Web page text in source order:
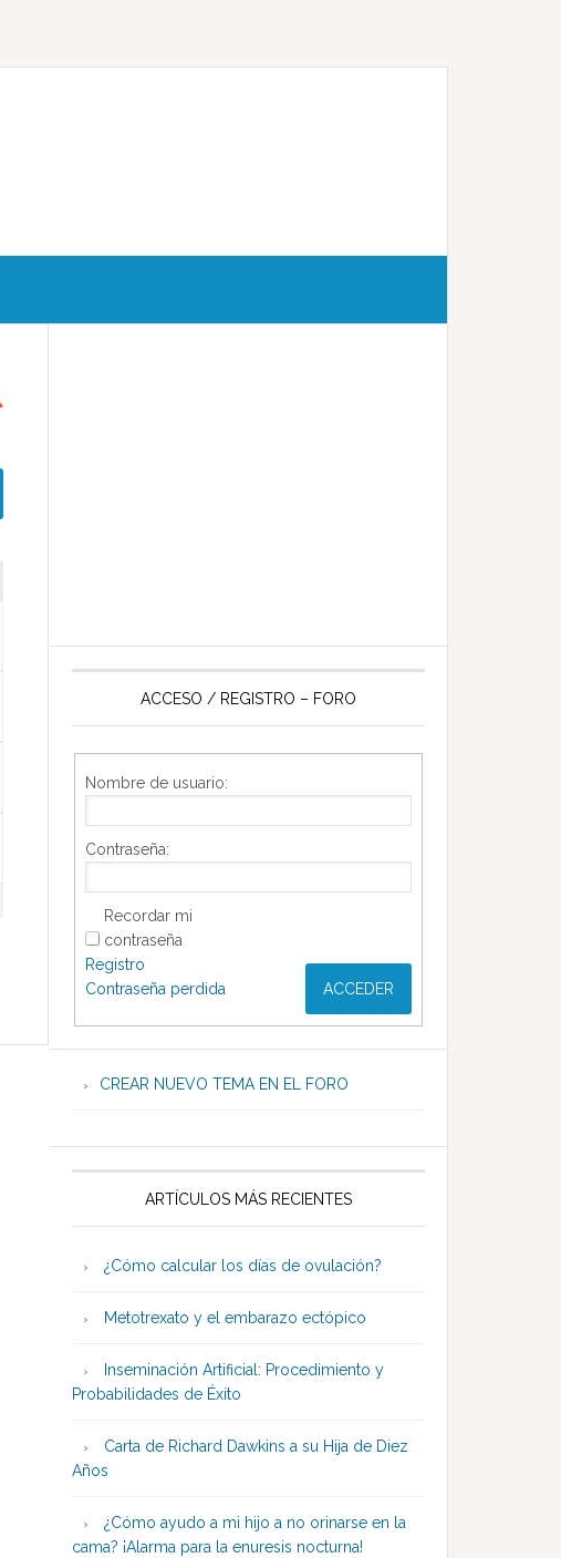
ACCESO / REGISTRO – FORO
Nombre de usuario:
Contraseña:
Recordar mi
contraseña
ACCEDER
Registro
Contraseña perdida
CREAR NUEVO TEMA EN EL FORO
ARTÍCULOS MÁS RECIENTES
¿Cómo calcular los días de ovulación?
Metotrexato y el embarazo ectópico
Inseminación Artificial: Procedimiento y
Probabilidades de Éxito
Carta de Richard Dawkins a su Hija de Diez
Años
¿Cómo ayudo a mi hijo a no orinarse en la
cama? ¡Alarma para la enuresis nocturna!